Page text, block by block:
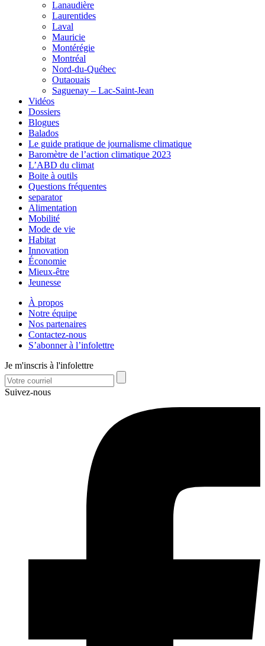
Lanaudière
Laurentides
Laval
Mauricie
Montérégie
Montréal
Nord-du-Québec
Outaouais
Saguenay – Lac-Saint-Jean
Vidéos
Dossiers
Blogues
Balados
Le guide pratique de journalisme climatique
Baromètre de l’action climatique 2023
L’ABD du climat
Boite à outils
Questions fréquentes
separator
Alimentation
Mobilité
Mode de vie
Habitat
Innovation
Économie
Mieux-être
Jeunesse
À propos
Notre équipe
Nos partenaires
Contactez-nous
S’abonner à l’infolettre
Je m'inscris à l'infolettre
Suivez-nous